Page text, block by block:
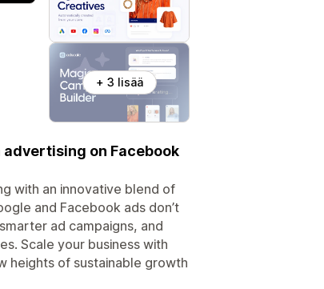
+ 3 lisää
on Facebook
with an innovative blend of
and Facebook ads don’t
ad campaigns, and
Scale your business with
heights of sustainable growth